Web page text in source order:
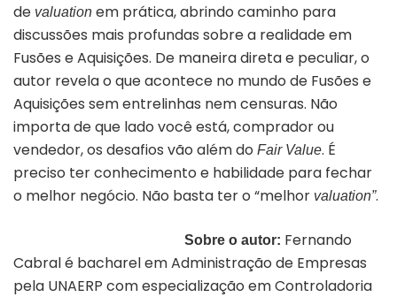
de valuation em prática, abrindo caminho para
discussões mais profundas sobre a realidade em
Fusões e Aquisições. De maneira direta e peculiar, o
autor revela o que acontece no mundo de Fusões e
Aquisições sem entrelinhas nem censuras. Não
importa de que lado você está, comprador ou
vendedor, os desafios vão além do Fair Value. É
preciso ter conhecimento e habilidade para fechar
o melhor negócio. Não basta ter o “melhor valuation”.
Sobre o autor: Fernando
Cabral é bacharel em Administração de Empresas
pela UNAERP com especialização em Controladoria